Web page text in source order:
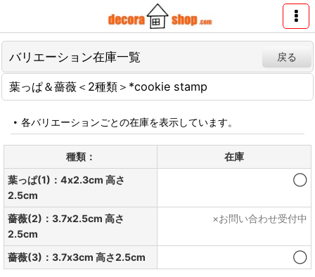
バリエーション在庫一覧 戻る
葉っぱ＆薔薇＜2種類＞*cookie stamp
各バリエーションごとの在庫を表示しています。
種類：
在庫
葉っぱ(1)：4x2.3cm 高さ
2.5cm
◯
薔薇(2)：3.7x2.5cm 高さ
2.5cm
×お問い合わせ受付中
薔薇(3)：3.7x3cm 高さ2.5cm ◯